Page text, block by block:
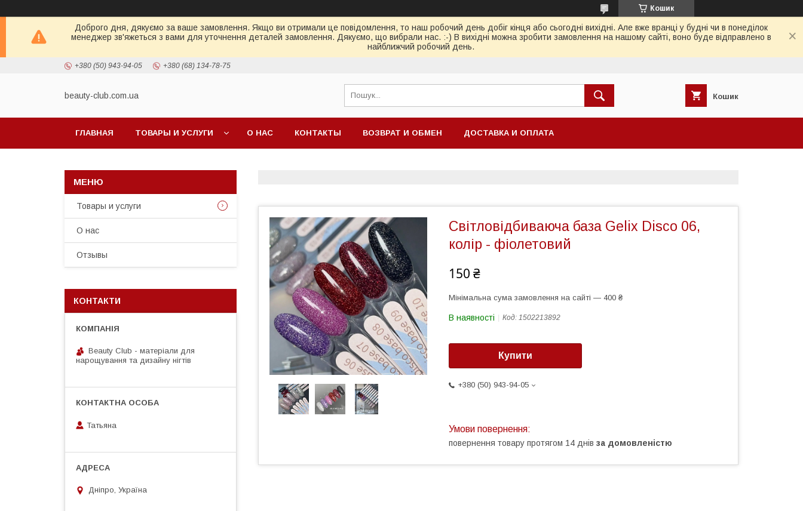
Кошик
Доброго дня, дякуємо за ваше замовлення. Якщо ви отримали це повідомлення, то наш робочий день добіг кінця або сьогодні вихідні. Але вже вранці у будні чи в понеділок
менеджер зв'яжеться з вами для уточнення деталей замовлення. Дякуємо, що вибрали нас. :-) В вихідні можна зробити замовлення на нашому сайті, воно буде відправлено в
найближчий робочий день.
+380 (50) 943-94-05 +380 (68) 134-78-75
beauty-club.com.ua Кошик
ГЛАВНАЯ ТОВАРЫ И УСЛУГИ О НАС КОНТАКТЫ ВОЗВРАТ И ОБМЕН ДОСТАВКА И ОПЛАТА
Світловідбиваюча база Gelix Disco 06,
колір - фіолетовий
150 ₴
Мінімальна сума замовлення на сайті — 400 ₴
В наявності Код: 1502213892
Купити
+380 (50) 943-94-05
повернення товару протягом 14 днів за домовленістю
Товары и услуги
О нас
Отзывы
КОНТАКТИ
Beauty Club - матеріали для
нарощування та дизайну нігтів
Татьяна
Дніпро, Україна